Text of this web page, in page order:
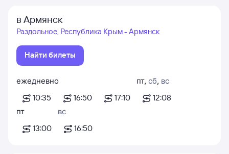
в Армянск
Раздольное, Республика Крым - Армянск
Найти билеты
ежедневно
10:35
16:50 17:10
пт, сб, вс
12:08
пт
13:00
вс
16:50